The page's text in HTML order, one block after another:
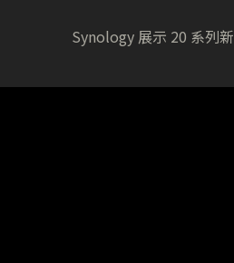
Synology 展示 20 系列